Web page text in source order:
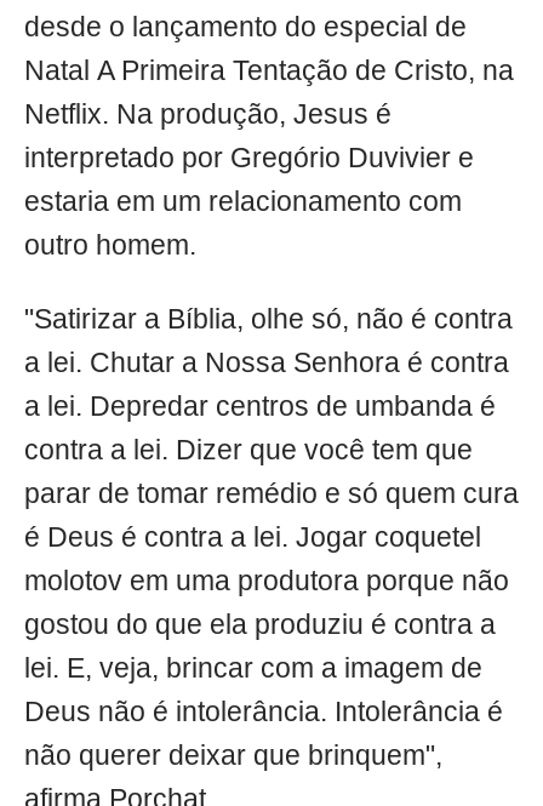
desde o lançamento do especial de
Natal A Primeira Tentação de Cristo, na
Netflix. Na produção, Jesus é
interpretado por Gregório Duvivier e
estaria em um relacionamento com
outro homem.
"Satirizar a Bíblia, olhe só, não é contra
a lei. Chutar a Nossa Senhora é contra
a lei. Depredar centros de umbanda é
contra a lei. Dizer que você tem que
parar de tomar remédio e só quem cura
é Deus é contra a lei. Jogar coquetel
molotov em uma produtora porque não
gostou do que ela produziu é contra a
lei. E, veja, brincar com a imagem de
Deus não é intolerância. Intolerância é
não querer deixar que brinquem",
afirma Porchat.